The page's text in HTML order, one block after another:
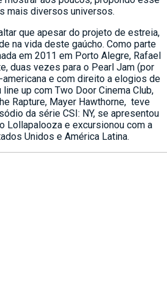
mais diversos universos.
que apesar do projeto de estreia,
na vida deste gaúcho. Como parte
em 2011 em Porto Alegre, Rafael
duas vezes para o Pearl Jam (por
e com direito a elogios de
up com Two Door Cinema Club,
Rapture, Mayer Hawthorne, teve
da série CSI: NY, se apresentou
Lollapalooza e excursionou com a
Unidos e América Latina.